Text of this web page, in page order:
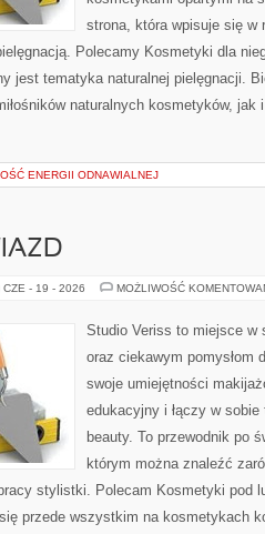
strona, która wpisuje się w
Polecamy Kosmetyki dla
jest tematyka naturalnej pielęgnacji.
naturalnych kosmetyków, jak
ENERGII ODNAWIALNEJ
CZE - 19 - 2026 MOŻLIWOŚĆ
Studio Veriss to miejsce w
oraz ciekawym pomysłom
swoje umiejętności
edukacyjny i łączy w
beauty. To przewodnik po
którym można znaleźć
stylistki. Polecam Kosmetyki pod
przede wszystkim na kosmetykach